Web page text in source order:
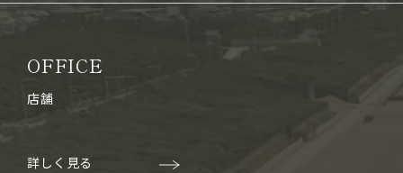
OFFICE
店舗
詳しく見る